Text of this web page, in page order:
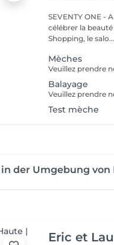
SEVENTY ONE -
célébrer la
Shopping, le salo...
Mèches
Balayage
Test mèche
der Umgebung
Eric et